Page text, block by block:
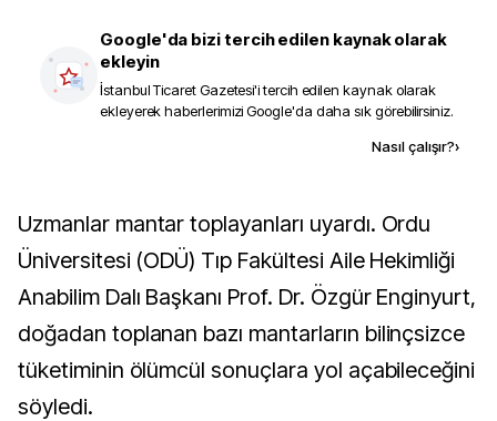
Google'da bizi tercih edilen kaynak olarak
ekleyin
İstanbul Ticaret Gazetesi'i tercih edilen kaynak olarak
ekleyerek haberlerimizi Google'da daha sık görebilirsiniz.
Nasıl çalışır?›
Uzmanlar mantar toplayanları uyardı. Ordu
Üniversitesi (ODÜ) Tıp Fakültesi Aile Hekimliği
Anabilim Dalı Başkanı Prof. Dr. Özgür Enginyurt,
doğadan toplanan bazı mantarların bilinçsizce
tüketiminin ölümcül sonuçlara yol açabileceğini
söyledi.